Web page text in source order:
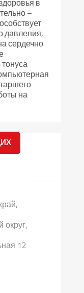
–
давления,
сердечно
на
12